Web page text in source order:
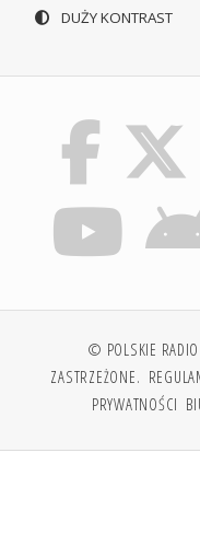
DUŻY KONTRAST
© POLSKIE RADIO
ZASTRZEŻONE.
PRYWATNOŚCI